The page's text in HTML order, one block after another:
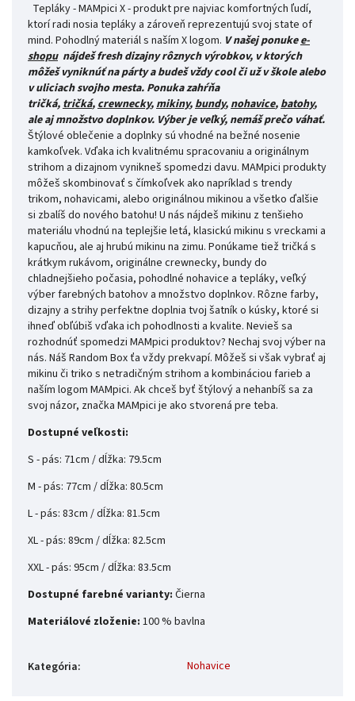
Tepláky - MAMpici X - produkt pre najviac komfortných ľudí,
ktorí radi nosia tepláky a zároveň reprezentujú svoj state of
mind. Pohodlný materiál s naším X logom. V našej ponukee-
shopunájdeš fresh dizajny rôznych výrobkov, v ktorých
môžeš vyniknúť na párty a budeš vždy cool či už v škole alebo
v uliciach svojho mesta. Ponuka zahŕňa
tričká,tričká,crewnecky,mikiny,bundy,nohavice,batohy,
ale aj množstvo doplnkov. Výber je veľký, nemáš prečo váhať.
Štýlové oblečenie a doplnky sú vhodné na bežné nosenie
kamkoľvek. Vďaka ich kvalitnému spracovaniu a originálnym
strihom a dizajnom vynikneš spomedzi davu. MAMpici produkty
môžeš skombinovať s čímkoľvek ako napríklad s trendy
trikom, nohavicami, alebo originálnou mikinou a všetko ďalšie
si zbalíš do nového batohu! U nás nájdeš mikinu z tenšieho
materiálu vhodnú na teplejšie letá, klasickú mikinu s vreckami a
kapucňou, ale aj hrubú mikinu na zimu. Ponúkame tiež tričká s
krátkym rukávom, originálne crewnecky, bundy do
chladnejšieho počasia, pohodlné nohavice a tepláky, veľký
výber farebných batohov a množstvo doplnkov. Rôzne farby,
dizajny a strihy perfektne doplnia tvoj šatník o kúsky, ktoré si
ihneď obľúbiš vďaka ich pohodlnosti a kvalite. Nevieš sa
rozhodnúť spomedzi MAMpici produktov? Nechaj svoj výber na
nás. Náš Random Box ťa vždy prekvapí. Môžeš si však vybrať aj
mikinu či triko s netradičným strihom a kombináciou farieb a
naším logom MAMpici. Ak chceš byť štýlový a nehanbíš sa za
svoj názor, značka MAMpici je ako stvorená pre teba.
Dostupné veľkosti:
S - pás: 71cm / dĺžka: 79.5cm
M - pás: 77cm / dĺžka: 80.5cm
L - pás: 83cm / dĺžka: 81.5cm
XL - pás: 89cm / dĺžka: 82.5cm
XXL - pás: 95cm / dĺžka: 83.5cm
Dostupné farebné varianty: Čierna
Materiálové zloženie: 100 % bavlna
Kategória: Nohavice